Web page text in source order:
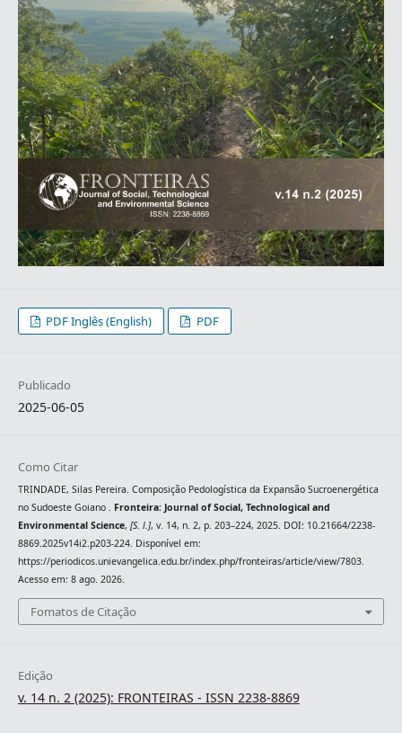
PDF Inglês (English) PDF
Publicado
2025-06-05
Como Citar
TRINDADE, Silas Pereira. Composição Pedologística da Expansão Sucroenergética
no Sudoeste Goiano . Fronteira: Journal of Social, Technological and
Environmental Science, [S. l.], v. 14, n. 2, p. 203–224, 2025. DOI: 10.21664/2238-
8869.2025v14i2.p203-224. Disponível em:
https://periodicos.unievangelica.edu.br/index.php/fronteiras/article/view/7803.
Acesso em: 8 ago. 2026.
Fomatos de Citação
Edição
v. 14 n. 2 (2025): FRONTEIRAS - ISSN 2238-8869